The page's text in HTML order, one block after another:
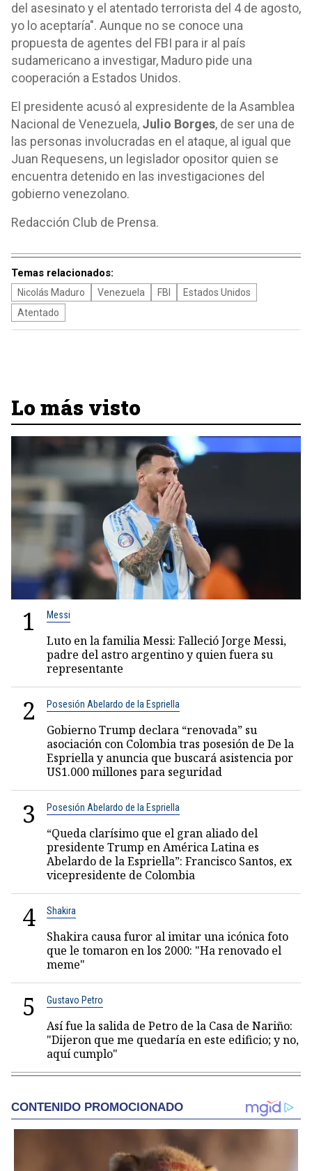
del asesinato y el atentado terrorista del 4 de agosto,
yo lo aceptaría". Aunque no se conoce una
propuesta de agentes del FBI para ir al país
sudamericano a investigar, Maduro pide una
cooperación a Estados Unidos.
El presidente acusó al expresidente de la Asamblea
Nacional de Venezuela, Julio Borges, de ser una de
las personas involucradas en el ataque, al igual que
Juan Requesens, un legislador opositor quien se
encuentra detenido en las investigaciones del
gobierno venezolano.
Redacción Club de Prensa.
Temas relacionados:
Nicolás Maduro Venezuela FBI
Estados Unidos
Atentado
Lo más visto
1 Messi
Luto en la familia Messi: Falleció Jorge Messi,
padre del astro argentino y quien fuera su
representante
2 Posesión Abelardo de la Espriella
Gobierno Trump declara “renovada” su
asociación con Colombia tras posesión de De la
Espriella y anuncia que buscará asistencia por
US1.000 millones para seguridad
3 Posesión Abelardo de la Espriella
“Queda clarísimo que el gran aliado del
presidente Trump en América Latina es
Abelardo de la Espriella”: Francisco Santos, ex
vicepresidente de Colombia
4 Shakira
Shakira causa furor al imitar una icónica foto
que le tomaron en los 2000: "Ha renovado el
meme"
5 Gustavo Petro
Así fue la salida de Petro de la Casa de Nariño:
"Dijeron que me quedaría en este edificio; y no,
aquí cumplo"